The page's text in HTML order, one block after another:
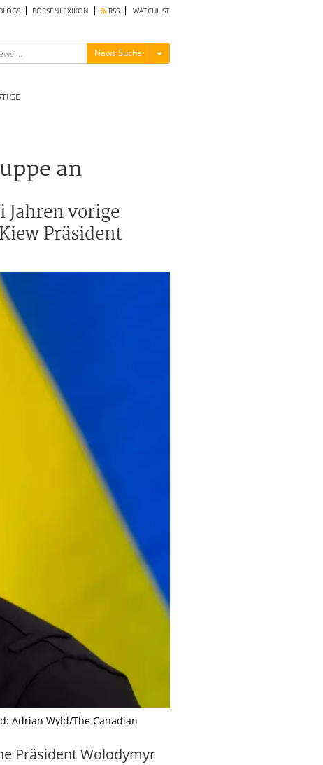
BLOGS BÖRSENLEXIKON RSS WATCHLIST
News Suche Menü ein-/ausblenden
an
Jahren vorige
Präsident
Adrian Wyld/The Canadian
Präsident Wolodymyr